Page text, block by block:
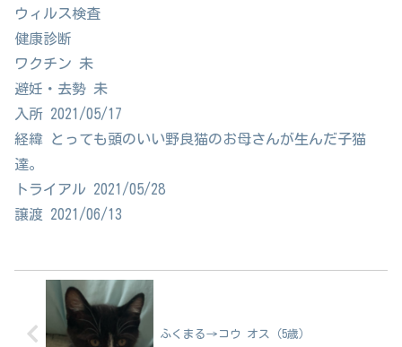
ウィルス検査
健康診断
ワクチン 未
避妊・去勢 未
入所 2021/05/17
経緯 とっても頭のいい野良猫のお母さんが生んだ子猫
達。
トライアル 2021/05/28
譲渡 2021/06/13
ふくまる→コウ オス（5歳）